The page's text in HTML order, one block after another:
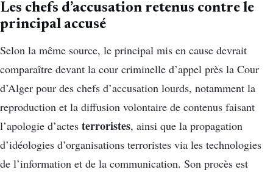
Les chefs d’accusation retenus contre le
principal accusé
Selon la même source, le principal mis en cause devrait
comparaître devant la cour criminelle d’appel près la Cour
d’Alger pour des chefs d’accusation lourds, notamment la
reproduction et la diffusion volontaire de contenus faisant
l’apologie d’actes terroristes, ainsi que la propagation
d’idéologies d’organisations terroristes via les technologies
de l’information et de la communication. Son procès est